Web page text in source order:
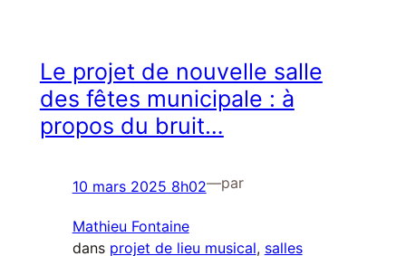
Le projet de nouvelle salle
des fêtes municipale : à
propos du bruit…
10 mars 2025 8h02—par
Mathieu Fontaine
dans projet de lieu musical, salles